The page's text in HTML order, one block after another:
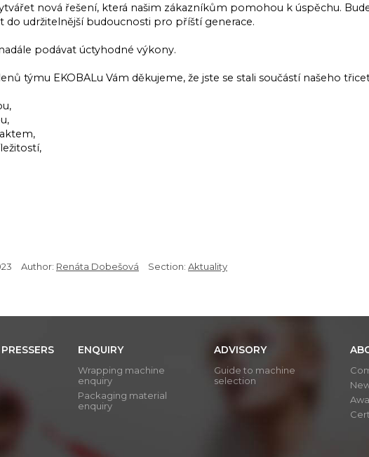
nová řešení, která našim zákazníkům pomohou k úspěchu.
do udržitelnější budoucnosti pro příští generace.
podávat úctyhodné výkony.
týmu EKOBALu Vám děkujeme, že jste se stali součástí našeho
Author: Renáta Dobešová Section: Aktuality
ENQUIRY
Wrapping machine
enquiry
Packaging material
enquiry
ADVISORY
Guide to machine
selection